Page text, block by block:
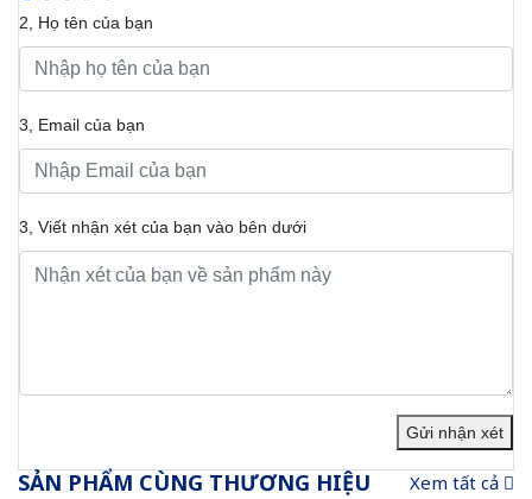
2, Họ tên của bạn
3, Email của bạn
3, Viết nhận xét của bạn vào bên dưới
Gửi nhận xét
SẢN PHẨM CÙNG THƯƠNG HIỆU Xem tất cả